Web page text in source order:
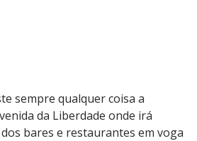
sempre qualquer coisa a
da Liberdade onde irá
bares e restaurantes em voga